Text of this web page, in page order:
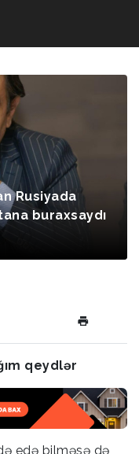
Rusiyada
buraxsaydı
qeydlər
edə bilməsə də